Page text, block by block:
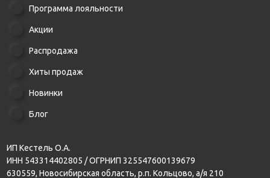
Программа лояльности
Акции
Распродажа
Хиты продаж
Новинки
Блог
ИП Кестель О.А.
ИНН 543314402805 / ОГРНИП 325547600139679
630559, Новосибирская область, р.п. Кольцово, а/я 210